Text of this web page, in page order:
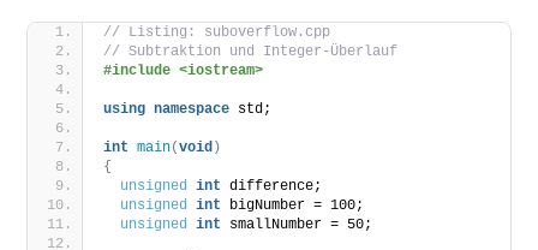
// Listing: suboverflow.cpp
// Subtraktion und Integer-Überlauf
#include <iostream>
using namespace std;
int main(void)
{
unsigned int difference;
unsigned int bigNumber = 100;
unsigned int smallNumber = 50;